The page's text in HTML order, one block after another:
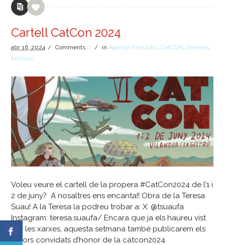
Cartell CatCon 2024
abr.16, 2024 / Comments0 / inAgenda Fantàstic,CatCON,General,
Notícies
Voleu veure el cartell de la propera #CatCon2024 de l’1 i
2 de juny? A nosaltres ens encanta!! Obra de la Teresa
Suau! A la Teresa la podreu trobar a: X: @tsuaufa
Instagram: teresa.suaufa/ Encara que ja els haureu vist
per les xarxes, aquesta setmana també publicarem els
autors convidats d’honor de la catcon2024